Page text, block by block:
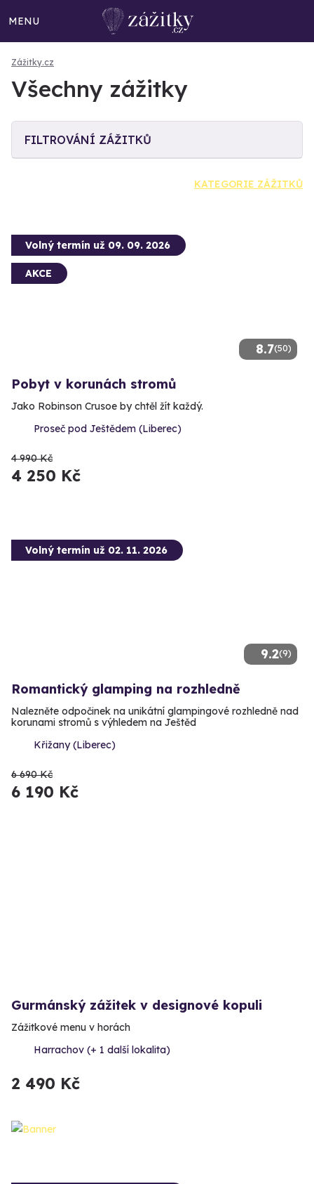
MENU
Zážitky.cz
Všechny zážitky
FILTROVÁNÍ ZÁŽITKŮ
KATEGORIE ZÁŽITKŮ
8.7(50)
Volný termín už 09. 09. 2026
AKCE
Pobyt v korunách stromů
Jako Robinson Crusoe by chtěl žít každý.
Proseč pod Ještědem (Liberec)
4 990 Kč
4 250 Kč
9.2(9)
Volný termín už 02. 11. 2026
Romantický glamping na rozhledně
Nalezněte odpočinek na unikátní glampingové rozhledně nad
korunami stromů s výhledem na Ještěd
Křižany (Liberec)
6 690 Kč
6 190 Kč
Gurmánský zážitek v designové kopuli
Zážitkové menu v horách
Harrachov (+ 1 další lokalita)
2 490 Kč